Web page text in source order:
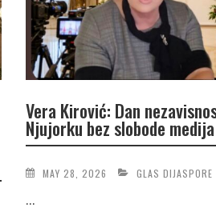
Vera Kirović: Dan
Njujorku bez slobode medija
MAY 28, 2026 GLAS DIJASPORE
...